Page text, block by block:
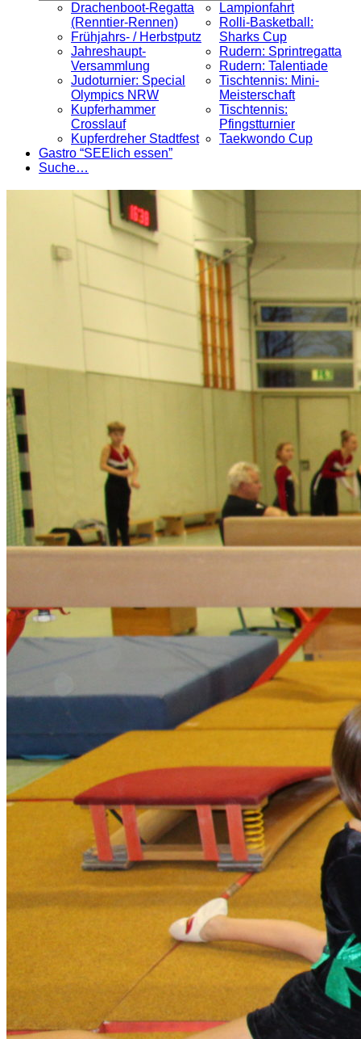
Drachenboot-Regatta
(Renntier-Rennen)
Frühjahrs- / Herbstputz
Jahreshaupt-
Versammlung
Judoturnier: Special
Olympics NRW
Kupferhammer
Crosslauf
Kupferdreher Stadtfest
Lampionfahrt
Rolli-Basketball:
Sharks Cup
Rudern: Sprintregatta
Rudern: Talentiade
Tischtennis: Mini-
Meisterschaft
Tischtennis:
Pfingstturnier
Taekwondo Cup
Gastro “SEElich essen”
Suche…